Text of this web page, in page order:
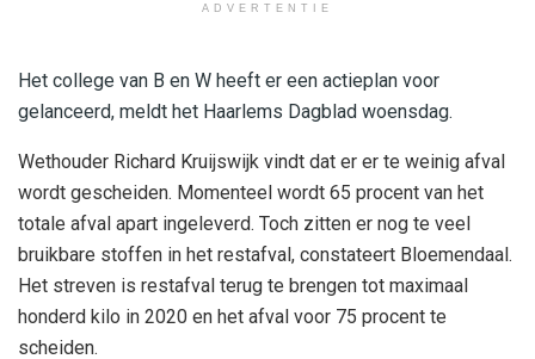
ADVERTENTIE
Het college van B en W heeft er een actieplan voor
gelanceerd, meldt het Haarlems Dagblad woensdag.
Wethouder Richard Kruijswijk vindt dat er er te weinig afval
wordt gescheiden. Momenteel wordt 65 procent van het
totale afval apart ingeleverd. Toch zitten er nog te veel
bruikbare stoffen in het restafval, constateert Bloemendaal.
Het streven is restafval terug te brengen tot maximaal
honderd kilo in 2020 en het afval voor 75 procent te
scheiden.